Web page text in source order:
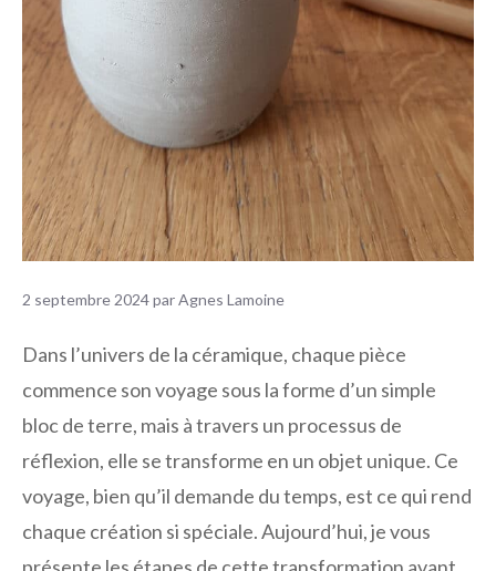
2 septembre 2024parAgnes Lamoine
Dans l’univers de la céramique, chaque pièce
commence son voyage sous la forme d’un simple
bloc de terre, mais à travers un processus de
réflexion, elle se transforme en un objet unique. Ce
voyage, bien qu’il demande du temps, est ce qui rend
chaque création si spéciale. Aujourd’hui, je vous